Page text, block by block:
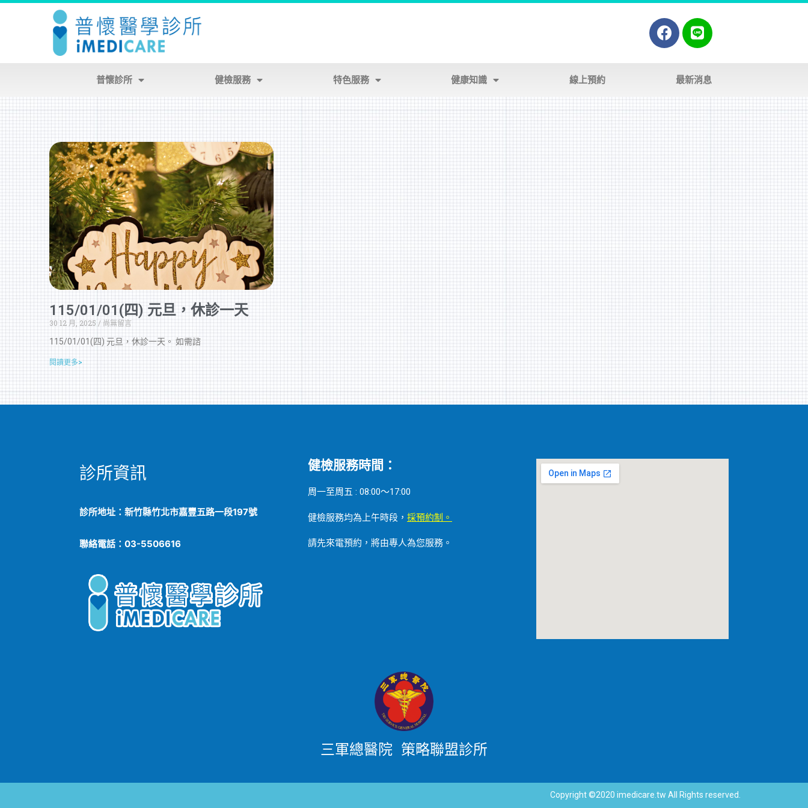
普懷診所 健檢服務 特色服務 健康知識 線上預約 最新消息
115/01/01(四) 元旦，休診一天
30 12 月, 2025
尚無留言
115/01/01(四) 元旦，休診一天。 如需諮
閱讀更多>
診所資訊
診所地址：新竹縣竹北市嘉豐五路一段197號
聯絡電話：03-5506616
健檢服務時間：
周一至周五 : 08:00～17:00
健檢服務均為上午時段， 採預約制。
請先來電預約，將由專人為您服務。
三軍總醫院 策略聯盟診所
Copyright ©2020 imedicare.tw All Rights reserved.